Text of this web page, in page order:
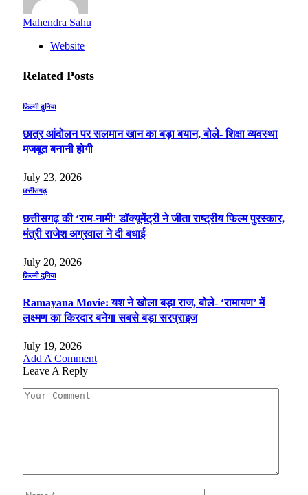
Mahendra Sahu
Website
Related Posts
फ़िल्मी दुनिया
छात्र आंदोलन पर सलमान खान का बड़ा बयान, बोले- शिक्षा व्यवस्था
मजबूत बनानी होगी
July 23, 2026
छत्तीसगढ़
छत्तीसगढ़ की ‘राम-नामी’ डॉक्यूमेंट्री ने जीता राष्ट्रीय फिल्म पुरस्कार,
मंत्री राजेश अग्रवाल ने दी बधाई
July 20, 2026
फ़िल्मी दुनिया
Ramayana Movie: यश ने खोला बड़ा राज, बोले- ‘रामायण’ में
लक्ष्मण का किरदार बनेगा सबसे बड़ा सरप्राइज
July 19, 2026
Add A Comment
Leave A Reply